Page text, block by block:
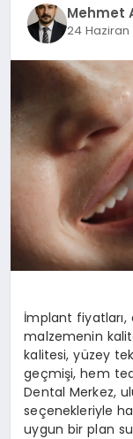
DÜNYA
Mehmet
24 Haziran
İmplant fiyatları,
malzemenin
kalitesi, yüzey
geçmişi, hem
Dental Merkez,
seçenekleriyle
uygun bir plan